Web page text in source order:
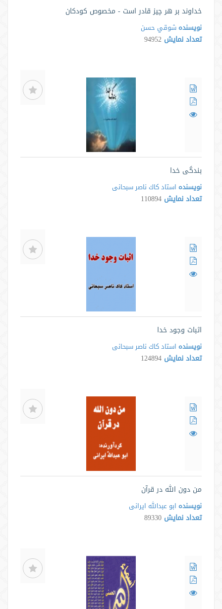
خداوند بر هر چیز قادر است - مخصوص کودکان
نویسنده شوقي حسن
تعداد نمایش 94952
بندگى خدا
نویسنده استاد كاك ناصر سبحانی
تعداد نمایش 110894
اثبات وجود خدا
نویسنده استاد كاك ناصر سبحانی
تعداد نمایش 124894
من دون الله در قرآن
نویسنده ابو عبدالله ایرانی
تعداد نمایش 89330